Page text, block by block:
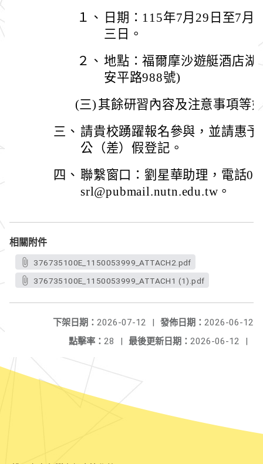
１、
日期：115年7月29日至7月
三日。
２、 地點：福爾摩沙遊艇酒店
安平路988號)
(三) 其餘研習內容及注意事項等
三、 請貴校踴躍報名參與，並請惠
公（差）假登記。
四、 聯繫窗口：劉星華助理，電話
srl@pubmail.nutn.edu.tw。
相關附件
376735100E_1150053999_ATTACH2.pdf
376735100E_1150053999_ATTACH1 (1).pdf
發佈日期： 2026-06-12
下架日期： 2026-07-12
|
最後更新日期： 2026-06-12 |
點擊率： 28 |